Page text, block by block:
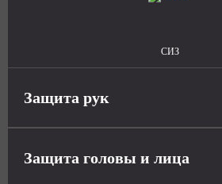
СИЗ
Защита рук
Защита головы и лица